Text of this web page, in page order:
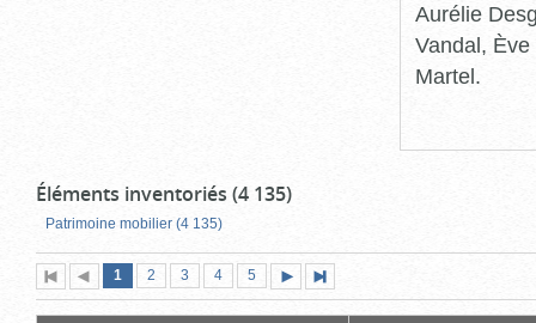
Aurélie
Vandal,
Martel.
Éléments inventoriés (4 135)
Patrimoine mobilier (4 135)
Première
page
Page
précédente
Page
1 (page
actuelle)
Page
2 Page
3 Page
4 Page
5
suivante
page